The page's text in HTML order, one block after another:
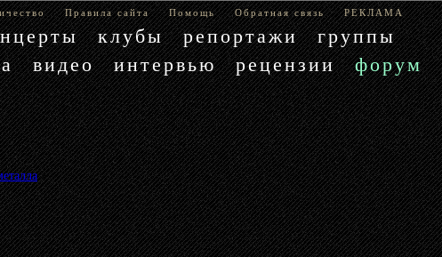
Правила сайта Помощь Обратная связь РЕКЛАМА
клубы репортажи
группы
видео интервью рецензии форум
»